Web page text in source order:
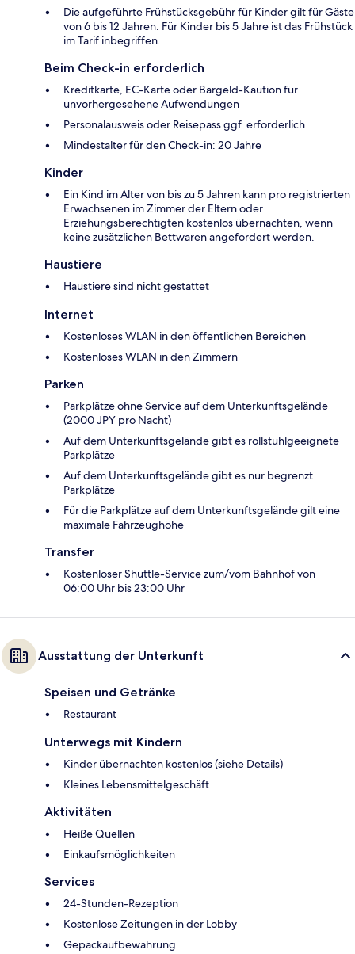
Die aufgeführte Frühstücksgebühr für Kinder gilt für Gäste
von 6 bis 12 Jahren. Für Kinder bis 5 Jahre ist das Frühstück
im Tarif inbegriffen.
Beim Check-in erforderlich
Kreditkarte, EC-Karte oder Bargeld-Kaution für
unvorhergesehene Aufwendungen
Personalausweis oder Reisepass ggf. erforderlich
Mindestalter für den Check-in: 20 Jahre
Kinder
Ein Kind im Alter von bis zu 5 Jahren kann pro registrierten
Erwachsenen im Zimmer der Eltern oder
Erziehungsberechtigten kostenlos übernachten, wenn
keine zusätzlichen Bettwaren angefordert werden.
Haustiere
Haustiere sind nicht gestattet
Internet
Kostenloses WLAN in den öffentlichen Bereichen
Kostenloses WLAN in den Zimmern
Parken
Parkplätze ohne Service auf dem Unterkunftsgelände
(2000 JPY pro Nacht)
Auf dem Unterkunftsgelände gibt es rollstuhlgeeignete
Parkplätze
Auf dem Unterkunftsgelände gibt es nur begrenzt
Parkplätze
Für die Parkplätze auf dem Unterkunftsgelände gilt eine
maximale Fahrzeughöhe
Transfer
Kostenloser Shuttle-Service zum/vom Bahnhof von
06:00 Uhr bis 23:00 Uhr
Ausstattung der Unterkunft
Speisen und Getränke
Restaurant
Unterwegs mit Kindern
Kinder übernachten kostenlos (siehe Details)
Kleines Lebensmittelgeschäft
Aktivitäten
Heiße Quellen
Einkaufsmöglichkeiten
Services
24-Stunden-Rezeption
Kostenlose Zeitungen in der Lobby
Gepäckaufbewahrung